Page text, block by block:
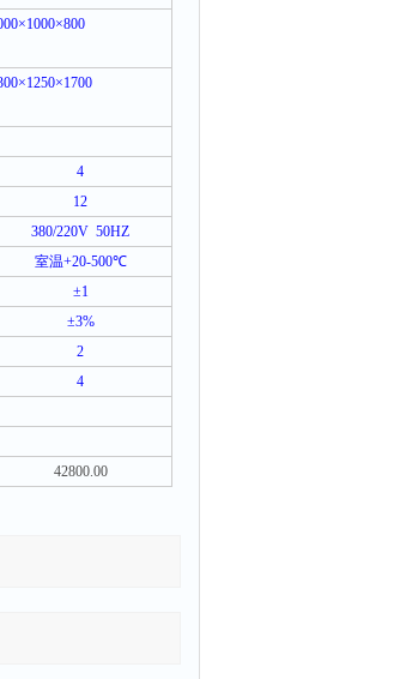
×1000×800
×1250×1700
4
12
380/220V 50HZ
室温+20-500℃
±1
±3%
2
4
42800.00